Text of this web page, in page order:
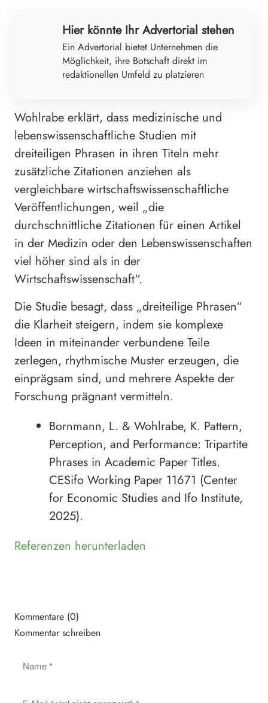
Hier könnte Ihr Advertorial stehen
Ein Advertorial bietet Unternehmen die
Möglichkeit, ihre Botschaft direkt im
redaktionellen Umfeld zu platzieren
Wohlrabe erklärt, dass medizinische und
lebenswissenschaftliche Studien mit
dreiteiligen Phrasen in ihren Titeln mehr
zusätzliche Zitationen anziehen als
vergleichbare wirtschaftswissenschaftliche
Veröffentlichungen, weil „die
durchschnittliche Zitationen für einen Artikel
in der Medizin oder den Lebenswissenschaften
viel höher sind als in der
Wirtschaftswissenschaft“.
Die Studie besagt, dass „dreiteilige Phrasen“
die Klarheit steigern, indem sie komplexe
Ideen in miteinander verbundene Teile
zerlegen, rhythmische Muster erzeugen, die
einprägsam sind, und mehrere Aspekte der
Forschung prägnant vermitteln.
Bornmann, L. & Wohlrabe, K. Pattern,
Perception, and Performance: Tripartite
Phrases in Academic Paper Titles.
CESifo Working Paper 11671 (Center
for Economic Studies and Ifo Institute,
2025).
Referenzen herunterladen
Kommentare (0)
Kommentar schreiben